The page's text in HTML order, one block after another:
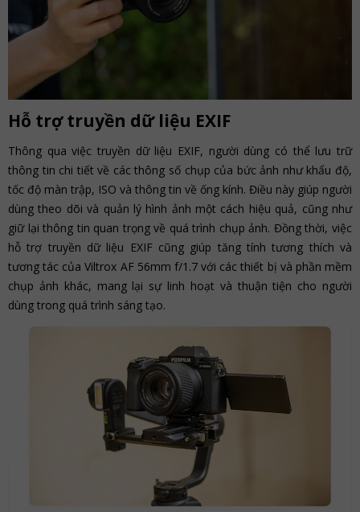
Hỗ trợ truyền dữ liệu EXIF
Thông qua việc truyền dữ liệu EXIF, người dùng có thể lưu trữ
thông tin chi tiết về các thông số chụp của bức ảnh như khẩu độ,
tốc độ màn trập, ISO và thông tin về ống kính. Điều này giúp người
dùng theo dõi và quản lý hình ảnh một cách hiệu quả, cũng như
giữ lại thông tin quan trọng về quá trình chụp ảnh. Đồng thời, việc
hỗ trợ truyền dữ liệu EXIF cũng giúp tăng tính tương thích và
tương tác của Viltrox AF 56mm f/1.7 với các thiết bị và phần mềm
chụp ảnh khác, mang lại sự linh hoạt và thuận tiện cho người
dùng trong quá trình sáng tạo.